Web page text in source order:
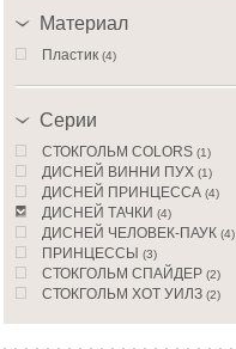
Материал
Пластик (4)
Серии
CТОКГОЛЬМ COLORS (1)
ДИСНЕЙ ВИННИ ПУХ (1)
ДИСНЕЙ ПРИНЦЕССА (4)
ДИСНЕЙ ТАЧКИ (4)
ДИСНЕЙ ЧЕЛОВЕК-ПАУК (4)
ПРИНЦЕССЫ (3)
СТОКГОЛЬМ СПАЙДЕР (2)
СТОКГОЛЬМ ХОТ УИЛЗ (2)